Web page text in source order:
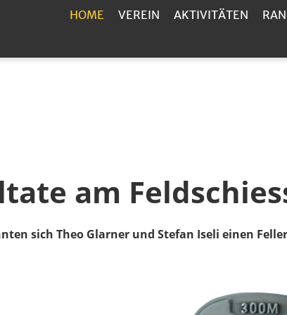
HOME VEREIN AKTIVITÄTEN
am
sich Theo Glarner und Stefan Iseli einen